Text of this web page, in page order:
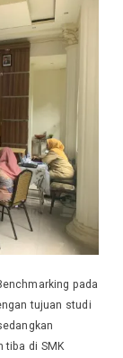
pada
tujuan studi
tiba di SMK